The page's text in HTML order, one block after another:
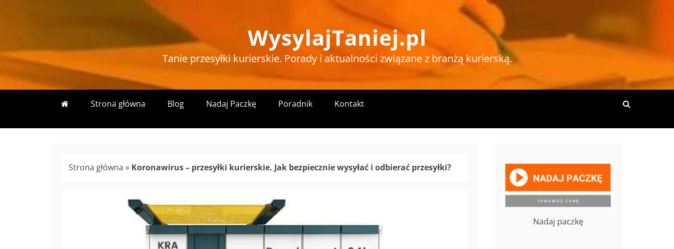
WysylajTaniej.pl
Tanie przesyłki kurierskie. Porady i aktualności związane z branżą kurierską.
Strona główna Blog Nadaj Paczkę Poradnik Kontakt
Strona główna » Koronawirus – przesyłki kurierskie. Jak bezpiecznie wysyłać i odbierać przesyłki?
Nadaj paczkę